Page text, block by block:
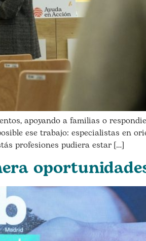
apoyando a familias o
ese trabajo: especialistas en
profesiones pudiera estar […]